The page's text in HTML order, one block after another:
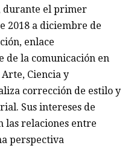
durante el primer
2018 a diciembre de
enlace
de la comunicación en
Ciencia y
corrección de estilo y
Sus intereses de
las relaciones entre
perspectiva